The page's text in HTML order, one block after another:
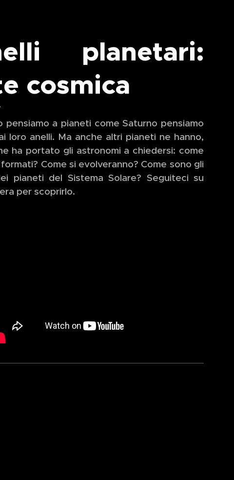
planetari:
cosmica
pensiamo a pianeti come Saturno pensiamo
loro anelli. Ma anche altri pianeti ne hanno,
ha portato gli astronomi a chiedersi: come
Come si evolveranno? Come sono gli
pianeti del Sistema Solare? Seguiteci su
per scoprirlo.